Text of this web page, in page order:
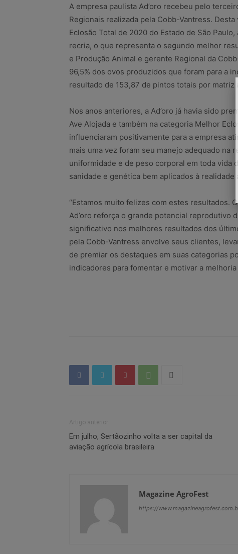
A empresa paulista Ad’oro recebeu pelo
Regionais realizada pela Cobb-Vantress.
Eclosão Total de 2020 do Estado de São
recria, o que representa o segundo melhor
e Produção Animal e gerente Regional da
96,5% dos ovos produzidos que foram para a
resultado de 153,87 de pintos totais por matriz
Nos anos anteriores, a Ad’oro já havia sido
Ave Alojada e também na categoria Melhor
influenciaram positivamente para a empresa
mais uma vez foram seu manejo adequado na
uniformidade e de peso corporal em toda vida
sanidade e genética bem aplicados à realidade
“Estamos muito felizes com estes resultados.
Ad’oro reforça o grande potencial reprodutivo
significativo nos melhores resultados dos
pela Cobb-Vantress envolve seus clientes,
de premiar os destaques em suas categorias
indicadores para fomentar e motivar a
Em julho, Sertãozinho volta a ser capital da
aviação agrícola brasileira
Magazine AgroFest
https://